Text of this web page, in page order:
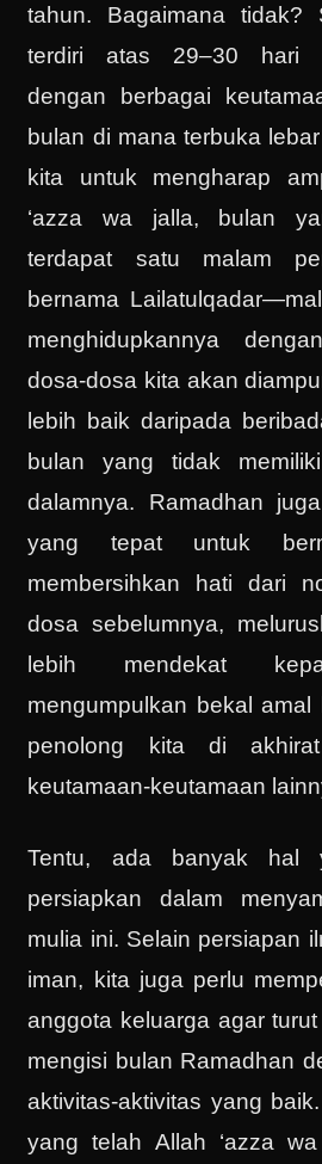
tahun. Bagaimana tidak?
terdiri atas 29–30 hari
dengan berbagai
bulan di mana terbuka
kita untuk mengharap
‘azza wa jalla, bulan
terdapat satu malam
bernama
menghidupkannya
dosa-dosa kita akan
lebih baik daripada
bulan yang tidak
dalamnya. Ramadhan
yang tepat untuk
membersihkan hati dari
dosa sebelumnya,
lebih mendekat
mengumpulkan bekal amal
penolong kita di
keutamaan-keutamaan
Tentu, ada banyak hal
persiapkan dalam
mulia ini. Selain persiapan
iman, kita juga perlu
anggota keluarga agar
mengisi bulan Ramadhan
aktivitas-aktivitas yang
yang telah Allah ‘azza